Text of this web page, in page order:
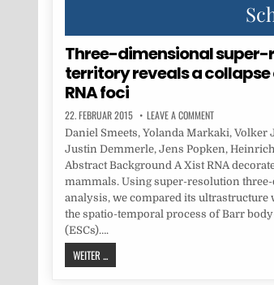
Three-dimensional
territory reveals a
RNA foci
22. FEBRUAR 2015 LEAVE A COMMENT
Daniel Smeets, Yolanda Markaki, Volker
Justin Demmerle, Jens Popken,
Abstract Background A Xist RNA
mammals. Using super-resolution
analysis, we compared its ultrastructure
the spatio-temporal process of Barr
(ESCs)….
WEITER ...